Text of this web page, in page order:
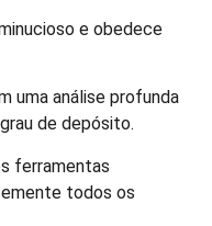
e obedece
uma análise profunda
de depósito.
ferramentas
todos os